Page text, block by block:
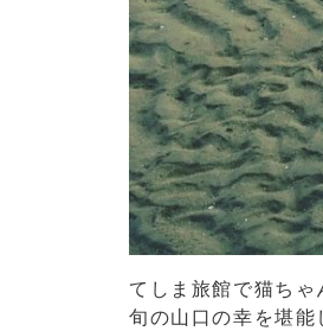
てしま旅館で猫ちゃ
旬の山口の幸を堪能